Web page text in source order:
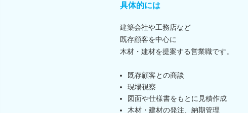
具体的には
建築会社や工務店など
既存顧客を中心に
木材・建材を提案する営業職です。
既存顧客との商談
現場視察
図面や仕様書をもとに見積作成
木材・建材の発注、納期管理